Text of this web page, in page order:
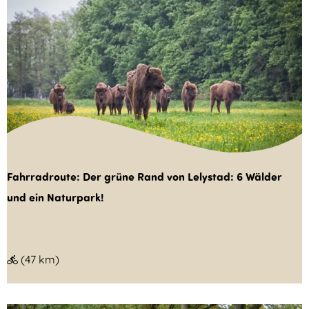
e
r
w
e
g
i
Fahrradroute: Der grüne Rand von Lelystad: 6 Wälder
und ein Naturpark!
F (47 km)